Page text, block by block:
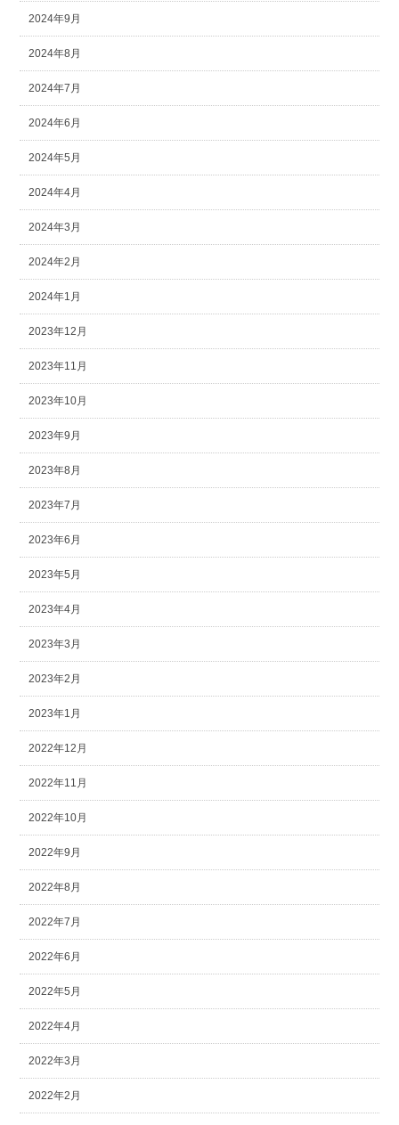
2024年9月
2024年8月
2024年7月
2024年6月
2024年5月
2024年4月
2024年3月
2024年2月
2024年1月
2023年12月
2023年11月
2023年10月
2023年9月
2023年8月
2023年7月
2023年6月
2023年5月
2023年4月
2023年3月
2023年2月
2023年1月
2022年12月
2022年11月
2022年10月
2022年9月
2022年8月
2022年7月
2022年6月
2022年5月
2022年4月
2022年3月
2022年2月